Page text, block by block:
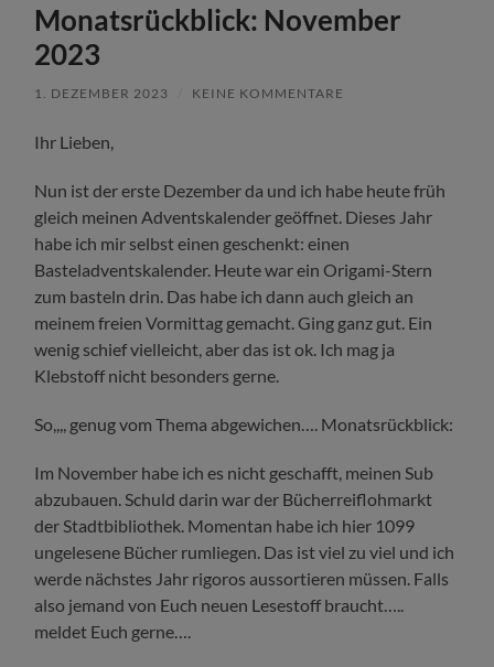
Monatsrückblick: November
2023
1. DEZEMBER 2023 KEINE KOMMENTARE
Ihr Lieben,
Nun ist der erste Dezember da und ich habe heute früh
gleich meinen Adventskalender geöffnet. Dieses Jahr
habe ich mir selbst einen geschenkt: einen
Basteladventskalender. Heute war ein Origami-Stern
zum basteln drin. Das habe ich dann auch gleich an
meinem freien Vormittag gemacht. Ging ganz gut. Ein
wenig schief vielleicht, aber das ist ok. Ich mag ja
Klebstoff nicht besonders gerne.
So,,,, genug vom Thema abgewichen…. Monatsrückblick:
Im November habe ich es nicht geschafft, meinen Sub
abzubauen. Schuld darin war der Bücherreiflohmarkt
der Stadtbibliothek. Momentan habe ich hier 1099
ungelesene Bücher rumliegen. Das ist viel zu viel und ich
werde nächstes Jahr rigoros aussortieren müssen. Falls
also jemand von Euch neuen Lesestoff braucht…..
meldet Euch gerne….